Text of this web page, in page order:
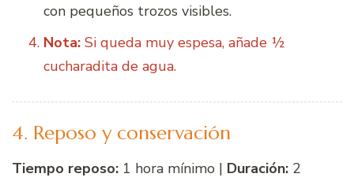
con pequeños trozos visibles.
Nota: Si queda muy espesa, añade ½
cucharadita de agua.
4. Reposo y conservación
Tiempo reposo: 1 hora mínimo | Duración: 2